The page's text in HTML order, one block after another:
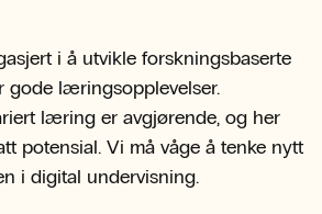
i å utvikle forskningsbaserte
gode læringsopplevelser.
læring er avgjørende, og her
potensial. Vi må våge å tenke nytt
i digital undervisning.